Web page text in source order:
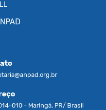
010 - Maringá, PR/ Brasil